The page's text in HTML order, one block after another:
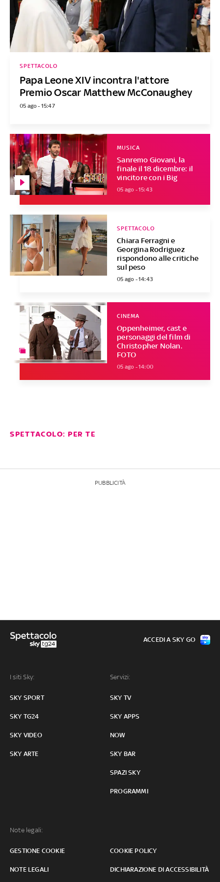
Papa Leone XIV incontra l'attore
Premio Oscar Matthew McConaughey
SPETTACOLO
05 ago - 15:47
Sanremo Giovani, la
finale il 18 dicembre: il
vincitore con i Big
MUSICA
05 ago - 15:43
Chiara Ferragni e
Georgina Rodriguez
rispondono alle critiche
sul peso
SPETTACOLO
05 ago - 14:43
Oppenheimer, cast e
personaggi del film di
Christopher Nolan.
FOTO
CINEMA
05 ago - 14:00
SPETTACOLO: PER TE
PUBBLICITÀ
I siti Sky:
SKY SPORT
SKY TG24
SKY VIDEO
SKY ARTE
Servizi:
SKY TV
SKY APPS
NOW
SKY BAR
SPAZI SKY
PROGRAMMI
Note legali:
GESTIONE COOKIE COOKIE POLICY
NOTE LEGALI DICHIARAZIONE DI ACCESSIBILITÀ
ACCEDI A SKY GO